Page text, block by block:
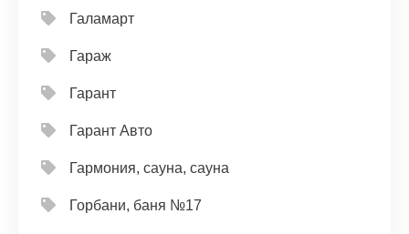
Галамарт
Гараж
Гарант
Гарант Авто
Гармония, сауна, сауна
Горбани, баня №17